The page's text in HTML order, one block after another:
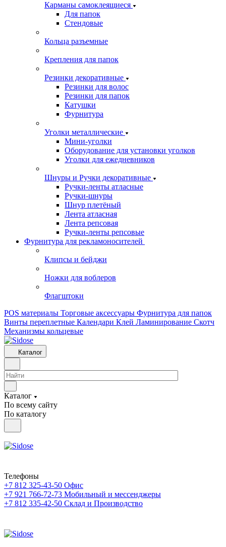
Карманы самоклеящиеся
Для папок
Стендовые
Кольца разъемные
Крепления для папок
Резинки декоративные
Резинки для волос
Резинки для папок
Катушки
Фурнитура
Уголки металлические
Мини-уголки
Оборудование для установки уголков
Уголки для ежедневников
Шнуры и Ручки декоративные
Ручки-ленты атласные
Ручки-шнуры
Шнур плетёный
Лента атласная
Лента репсовая
Ручки-ленты репсовые
Фурнитура для рекламоносителей
Клипсы и бeйджи
Ножки для воблеров
Флагштоки
POS материалы Торговые аксессуары Фурнитура для папок
Винты переплетные Календари Клей Ламинирование Скотч
Механизмы кольцевые
Каталог
Каталог
По всему сайту
По каталогу
Телефоны
+7 812 325-43-50 Офис
+7 921 766-72-73 Мобильный и мессенджеры
+7 812 335-42-50 Склад и Производство